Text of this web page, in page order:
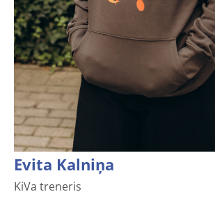
Evita Kalniņa
KiVa treneris